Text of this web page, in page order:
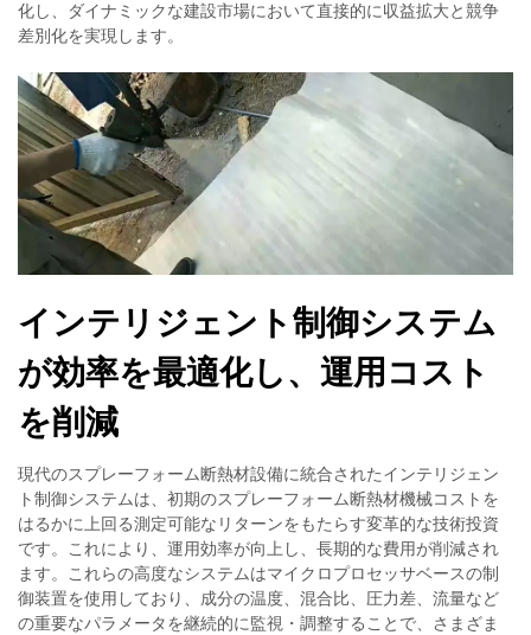
化し、ダイナミックな建設市場において直接的に収益拡大と競争
差別化を実現します。
インテリジェント制御システム
が効率を最適化し、運用コスト
を削減
現代のスプレーフォーム断熱材設備に統合されたインテリジェン
ト制御システムは、初期のスプレーフォーム断熱材機械コストを
はるかに上回る測定可能なリターンをもたらす変革的な技術投資
です。これにより、運用効率が向上し、長期的な費用が削減され
ます。これらの高度なシステムはマイクロプロセッサベースの制
御装置を使用しており、成分の温度、混合比、圧力差、流量など
の重要なパラメータを継続的に監視・調整することで、さまざま